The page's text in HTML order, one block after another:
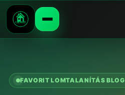
FAVORIT LOMTALANÍTÁS BLOG